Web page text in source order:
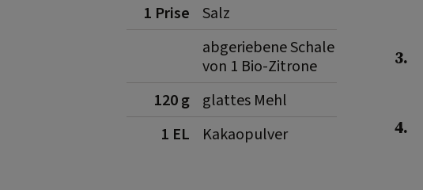
1 Prise
Salz
abgeriebene Schale
von 1 Bio-Zitrone
120 g
glattes Mehl
1 EL
Kakaopulver